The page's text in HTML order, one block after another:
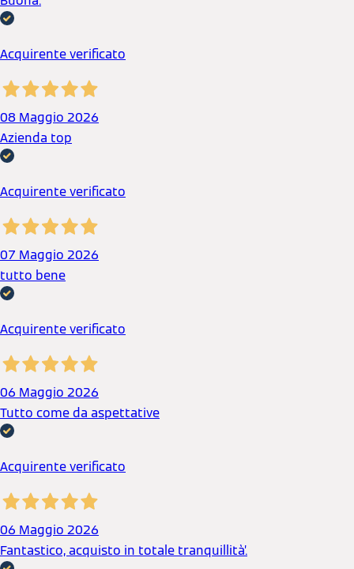
Acquirente verificato
08 Maggio 2026
Azienda top
Acquirente verificato
07 Maggio 2026
tutto bene
Acquirente verificato
06 Maggio 2026
Tutto come da aspettative
Acquirente verificato
06 Maggio 2026
Fantastico, acquisto in totale tranquillità’.